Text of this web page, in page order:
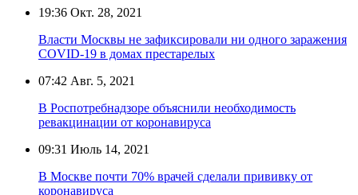
19:36 Окт. 28, 2021
Власти Москвы не зафиксировали ни одного заражения
COVID-19 в домах престарелых
07:42 Авг. 5, 2021
В Роспотребнадзоре объяснили необходимость
ревакцинации от коронавируса
09:31 Июль 14, 2021
В Москве почти 70% врачей сделали прививку от
коронавируса